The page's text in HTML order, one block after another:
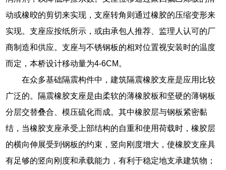
动或橡晈的剪切来实现，支座转角则通过橡胶的压缩变形来
实现。支座应按纸所示，或由承包人推荐、监理人认可的厂
商制造和供应。支座与不锈钢板的相对位置视安装时的温度
而定，本桥设计移动量为4-6CM。
在众多基础隔震构件中，建筑隔震橡胶支座是应用比较
广泛的。隔震橡胶支座是由柔软的薄橡胶板和坚硬的薄钢板
分层交替叠合、模压硫化而成。其中橡胶层与钢板紧密黏
结，当橡胶支座承受上部结构的自重和使用荷载时，橡胶层
的横向伸展受到钢板的约束，竖向刚度增大，使橡胶支座具
有足够的竖向刚度和承载能力，有利于稳定地支承建筑物；